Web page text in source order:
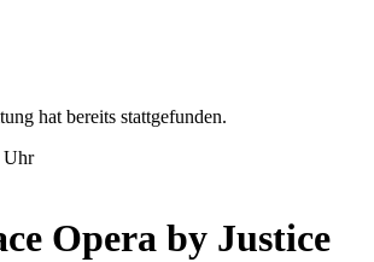
hat bereits stattgefunden.
Uhr
Opera by Justice